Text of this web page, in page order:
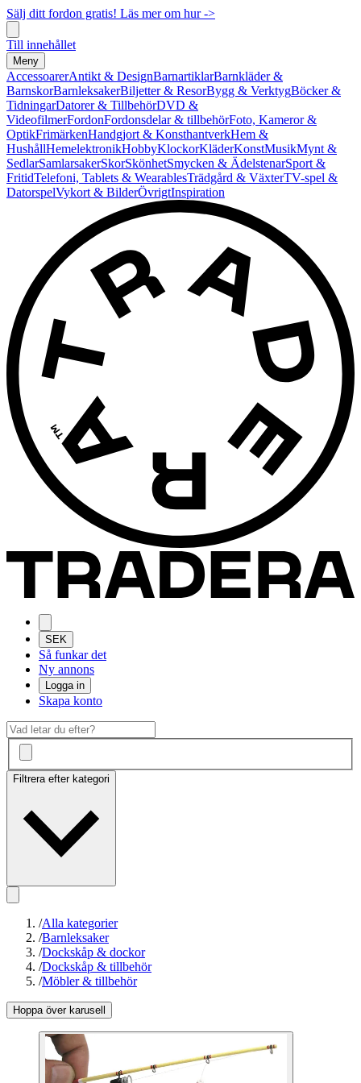
Sälj ditt fordon gratis! Läs mer om hur ->
Till innehållet
Meny
AccessoarerAntikt & DesignBarnartiklarBarnkläder &
BarnskorBarnleksakerBiljetter & ResorBygg & VerktygBöcker &
TidningarDatorer & TillbehörDVD &
VideofilmerFordonFordonsdelar & tillbehörFoto, Kameror &
OptikFrimärkenHandgjort & KonsthantverkHem &
HushållHemelektronikHobbyKlockorKläderKonstMusikMynt &
SedlarSamlarsakerSkorSkönhetSmycken & ÄdelstenarSport &
FritidTelefoni, Tablets & WearablesTrädgård & VäxterTV-spel &
DatorspelVykort & BilderÖvrigtInspiration
SEK
Så funkar det
Ny annons
Logga in
Skapa konto
Filtrera efter kategori
/Alla kategorier
/Barnleksaker
/Dockskåp & dockor
/Dockskåp & tillbehör
/Möbler & tillbehör
Hoppa över karusell